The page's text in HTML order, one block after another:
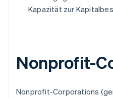
Kapazität zur
Nonprofit-
Nonprofit-Corporations